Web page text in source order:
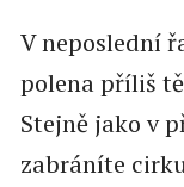
V neposlední
polena příliš
Stejně jako v
zabráníte